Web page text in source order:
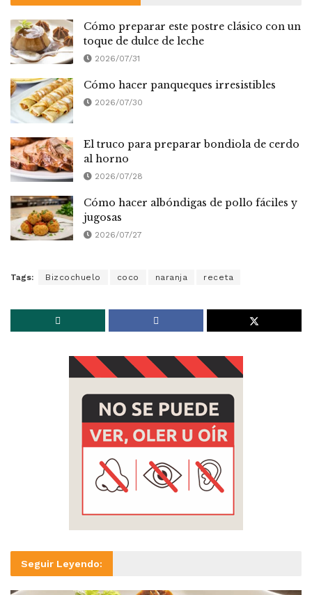
Cómo preparar este postre clásico con un
toque de dulce de leche
2026/07/31
Cómo hacer panqueques irresistibles
2026/07/30
El truco para preparar bondiola de cerdo
al horno
2026/07/28
Cómo hacer albóndigas de pollo fáciles y
jugosas
2026/07/27
Tags: Bizcochuelo coco naranja receta
Seguir Leyendo: